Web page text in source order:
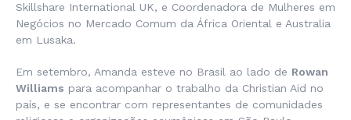
Skillshare International UK, e Coordenadora de Mulheres em
Negócios no Mercado Comum da África Oriental e Australia
em Lusaka.
Em setembro, Amanda esteve no Brasil ao lado de Rowan
Williams para acompanhar o trabalho da Christian Aid no
país, e se encontrar com representantes de comunidades